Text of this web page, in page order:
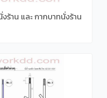
ร้าน และ กากบาทนั่งร้าน